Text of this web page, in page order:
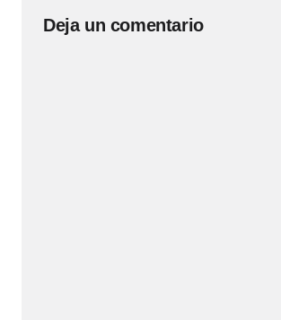
Deja un comentario